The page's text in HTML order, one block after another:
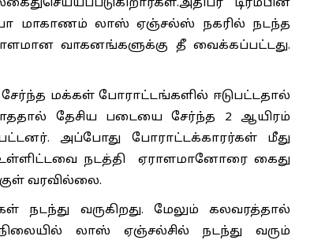
டிரம்பின்
மாகாணம் லாஸ் ஏஞ்சல்ஸ் நகரில் நடந்த
வாகனங்களுக்கு தீ வைக்கப்பட்டது.
மக்கள் போராட்டங்களில் ஈடுபட்டதால்
தேசிய படையை சேர்ந்த 2 ஆயிரம்
அப்போது போராட்டக்காரர்கள் மீது
உள்ளிட்டவை நடத்தி ஏராளமானோரை கைது
வரவில்லை.
நடந்து வருகிறது. மேலும் கலவரத்தால்
லாஸ் ஏஞ்சல்சில் நடந்து வரும்